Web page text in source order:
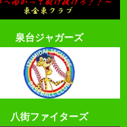
泉台ジャガーズ
八街ファイターズ